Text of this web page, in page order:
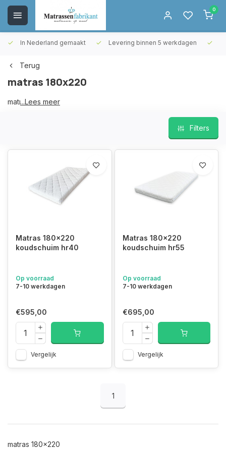
0
In Nederland gemaakt Levering binnen 5 werkdagen
Terug
matras 180x220
matras 180x220
...Lees meer
Filters
Matras 180x220
koudschuim hr40
Op voorraad
7-10 werkdagen
€595,00
Vergelijk
Matras 180x220
koudschuim hr55
Op voorraad
7-10 werkdagen
€695,00
Vergelijk
1
matras 180x220